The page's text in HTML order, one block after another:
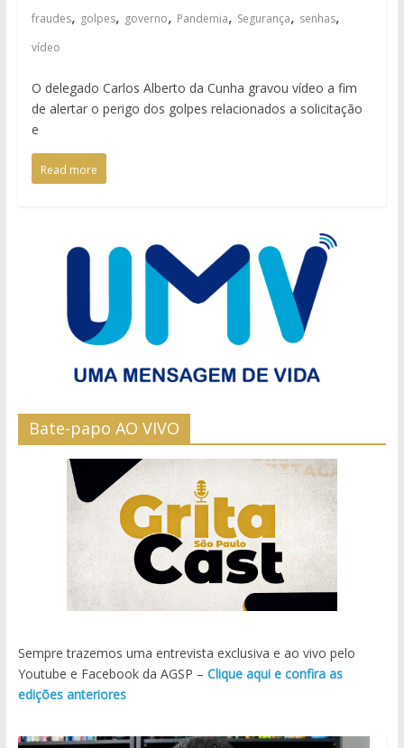
fraudes, golpes, governo, Pandemia, Segurança, senhas,
vídeo
O delegado Carlos Alberto da Cunha gravou vídeo a fim
de alertar o perigo dos golpes relacionados a solicitação
e
Read more
Bate-papo AO VIVO
Sempre trazemos uma entrevista exclusiva e ao vivo pelo
Youtube e Facebook da AGSP – Clique aqui e confira as
edições anteriores